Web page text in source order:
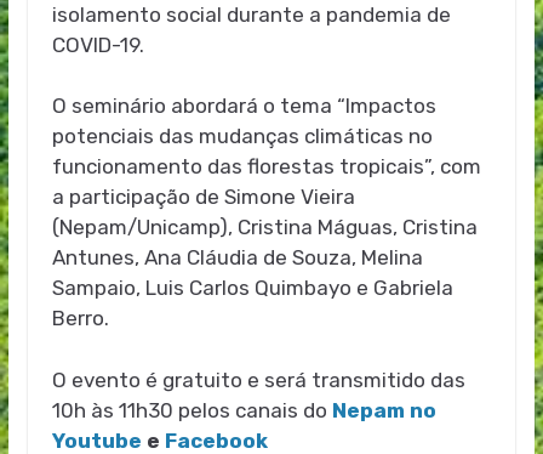
isolamento social durante a pandemia de
COVID-19.
O seminário abordará o tema “Impactos
potenciais das mudanças climáticas no
funcionamento das florestas tropicais”, com
a participação de Simone Vieira
(Nepam/Unicamp), Cristina Máguas, Cristina
Antunes, Ana Cláudia de Souza, Melina
Sampaio, Luis Carlos Quimbayo e Gabriela
Berro.
O evento é gratuito e será transmitido das
10h às 11h30 pelos canais do Nepam no
Youtube e Facebook